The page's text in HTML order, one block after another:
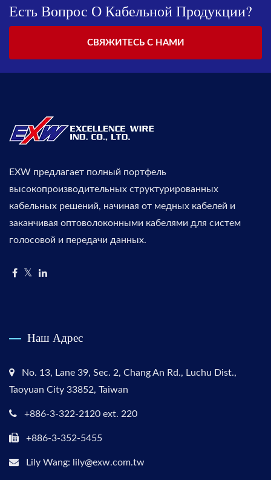
Есть Вопрос О Кабельной Продукции?
СВЯЖИТЕСЬ С НАМИ
EXW предлагает полный портфель
высокопроизводительных структурированных
кабельных решений, начиная от медных кабелей и
заканчивая оптоволоконными кабелями для систем
голосовой и передачи данных.
Наш Адрес
No. 13, Lane 39, Sec. 2, Chang An Rd., Luchu Dist.,
Taoyuan City 33852, Taiwan
+886-3-322-2120 ext. 220
+886-3-352-5455
Lily Wang: lily@exw.com.tw